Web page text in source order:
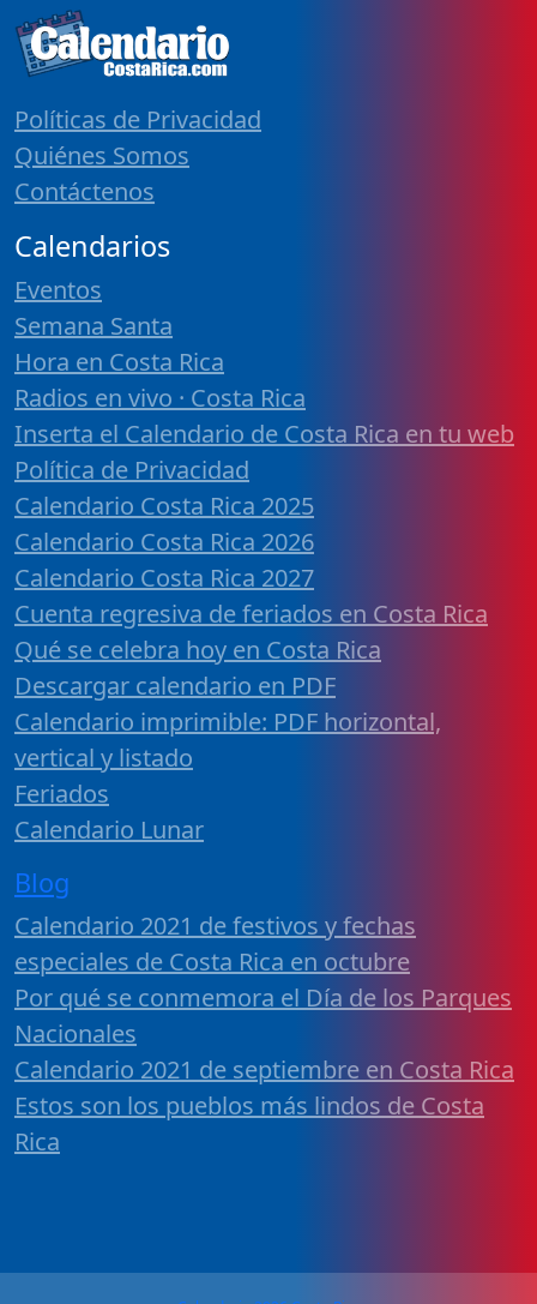
Políticas de Privacidad
Quiénes Somos
Contáctenos
Calendarios
Eventos
Semana Santa
Hora en Costa Rica
Radios en vivo · Costa Rica
Inserta el Calendario de Costa Rica en tu web
Política de Privacidad
Calendario Costa Rica 2025
Calendario Costa Rica 2026
Calendario Costa Rica 2027
Cuenta regresiva de feriados en Costa Rica
Qué se celebra hoy en Costa Rica
Descargar calendario en PDF
Calendario imprimible: PDF horizontal,
vertical y listado
Feriados
Calendario Lunar
Blog
Calendario 2021 de festivos y fechas
especiales de Costa Rica en octubre
Por qué se conmemora el Día de los Parques
Nacionales
Calendario 2021 de septiembre en Costa Rica
Estos son los pueblos más lindos de Costa
Rica